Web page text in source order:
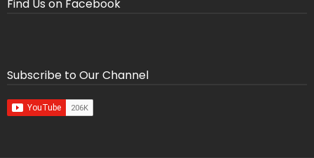
Find Us on Facebook
Subscribe to Our Channel